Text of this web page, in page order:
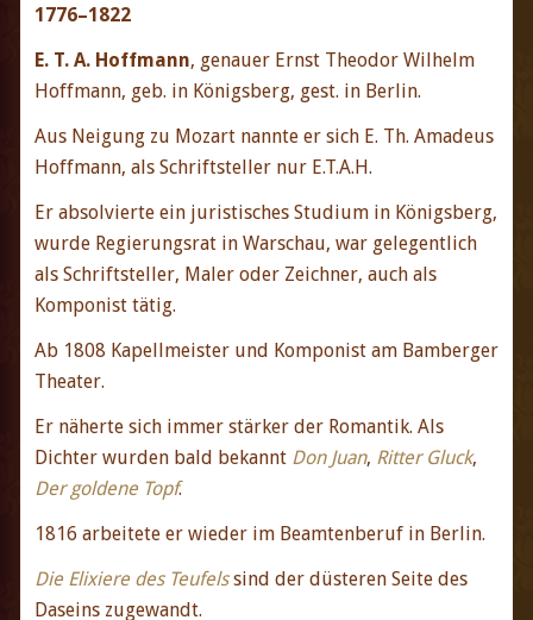
1776–1822
E. T. A. Hoffmann, genauer Ernst Theodor Wilhelm
Hoffmann, geb. in Königsberg, gest. in Berlin.
Aus Neigung zu Mozart nannte er sich E. Th. Amadeus
Hoffmann, als Schriftsteller nur E.T.A.H.
Er absolvierte ein juristisches Studium in Königsberg,
wurde Regierungsrat in Warschau, war gelegentlich
als Schriftsteller, Maler oder Zeichner, auch als
Komponist tätig.
Ab 1808 Kapellmeister und Komponist am Bamberger
Theater.
Er näherte sich immer stärker der Romantik. Als
Dichter wurden bald bekannt Don Juan, Ritter Gluck,
Der goldene Topf.
1816 arbeitete er wieder im Beamtenberuf in Berlin.
Die Elixiere des Teufelssind der düsteren Seite des
Daseins zugewandt.